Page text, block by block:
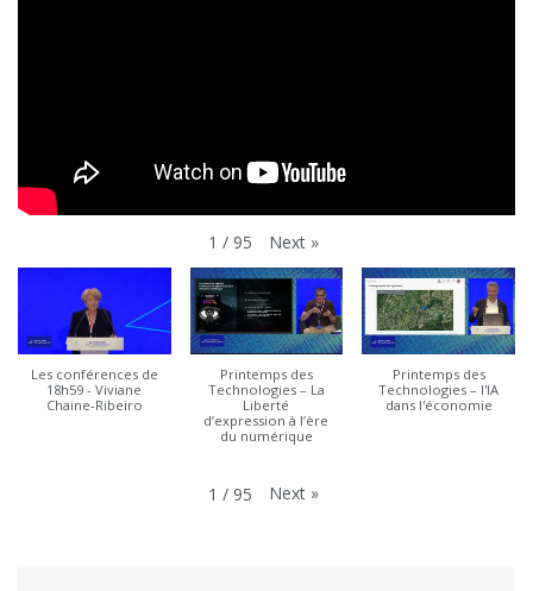
1 / 95 Next »
Les conférences de
18h59 - Viviane
Chaine-Ribeiro
Printemps des
Technologies – La
Liberté
d’expression à l’ère
du numérique
Printemps des
Technologies – l'IA
dans l'économie
1 / 95 Next »